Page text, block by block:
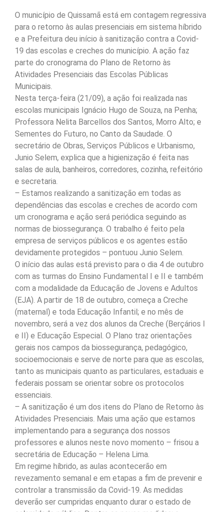
O município de Quissamã está em contagem regressiva
para o retorno às aulas presenciais em sistema híbrido
e a Prefeitura deu início à sanitização contra a Covid-
19 das escolas e creches do município. A ação faz
parte do cronograma do Plano de Retorno às
Atividades Presenciais das Escolas Públicas
Municipais.
Nesta terça-feira (21/09), a ação foi realizada nas
escolas municipais Ignácio Hugo de Souza, na Penha;
Professora Nelita Barcellos dos Santos, Morro Alto; e
Sementes do Futuro, no Canto da Saudade. O
secretário de Obras, Serviços Públicos e Urbanismo,
Junio Selem, explica que a higienização é feita nas
salas de aula, banheiros, corredores, cozinha, refeitório
e secretaria.
– Estamos realizando a sanitização em todas as
dependências das escolas e creches de acordo com
um cronograma e ação será periódica seguindo as
normas de biossegurança. O trabalho é feito pela
empresa de serviços públicos e os agentes estão
devidamente protegidos – pontuou Junio Selem.
O início das aulas está previsto para o dia 4 de outubro
com as turmas do Ensino Fundamental I e II e também
com a modalidade da Educação de Jovens e Adultos
(EJA). A partir de 18 de outubro, começa a Creche
(maternal) e toda Educação Infantil; e no mês de
novembro, será a vez dos alunos da Creche (Berçários I
e II) e Educação Especial. O Plano traz orientações
gerais nos campos da biossegurança, pedagógico,
socioemocionais e serve de norte para que as escolas,
tanto as municipais quanto as particulares, estaduais e
federais possam se orientar sobre os protocolos
essenciais.
– A sanitização é um dos itens do Plano de Retorno às
Atividades Presenciais. Mais uma ação que estamos
implementando para a segurança dos nossos
professores e alunos neste novo momento – frisou a
secretária de Educação – Helena Lima.
Em regime híbrido, as aulas acontecerão em
revezamento semanal e em etapas a fim de prevenir e
controlar a transmissão da Covid-19. As medidas
deverão ser cumpridas enquanto durar o estado de